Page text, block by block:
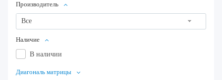
Производитель
Все
Наличие
В наличии
Диагональ матрицы